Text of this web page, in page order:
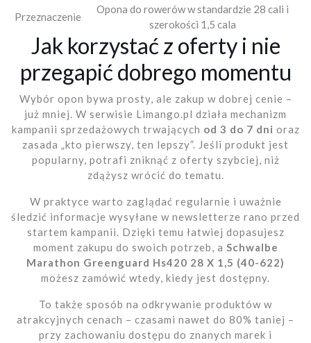
Przeznaczenie
Opona do rowerów w standardzie 28 cali i
szerokości 1,5 cala
Jak korzystać z oferty i nie
przegapić dobrego momentu
Wybór opon bywa prosty, ale zakup w dobrej cenie –
już mniej. W serwisie Limango.pl działa mechanizm
kampanii sprzedażowych trwających od 3 do 7 dni oraz
zasada „kto pierwszy, ten lepszy”. Jeśli produkt jest
popularny, potrafi zniknąć z oferty szybciej, niż
zdążysz wrócić do tematu.
W praktyce warto zaglądać regularnie i uważnie
śledzić informacje wysyłane w newsletterze rano przed
startem kampanii. Dzięki temu łatwiej dopasujesz
moment zakupu do swoich potrzeb, a Schwalbe
Marathon Greenguard Hs420 28 X 1,5 (40-622)
możesz zamówić wtedy, kiedy jest dostępny.
To także sposób na odkrywanie produktów w
atrakcyjnych cenach – czasami nawet do 80% taniej –
przy zachowaniu dostępu do znanych marek i